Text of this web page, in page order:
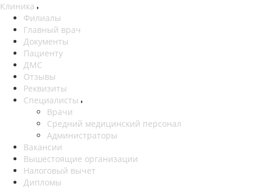
Клиника
Филиалы
Главный врач
Документы
Пациенту
ДМС
Отзывы
Реквизиты
Специалисты
Врачи
Средний медицинский персонал
Администраторы
Вакансии
Вышестоящие организации
Налоговый вычет
Дипломы